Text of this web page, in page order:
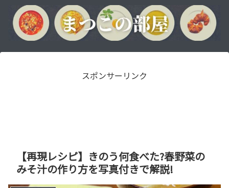
スポンサーリンク
【再現レシピ】きのう何食べた?春野菜の
みそ汁の作り方を写真付きで解説!